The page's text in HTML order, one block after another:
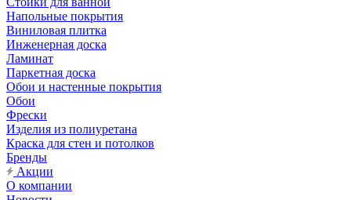
Напольные покрытия
Виниловая плитка
Инженерная доска
Ламинат
Паркетная доска
Обои и настенные покрытия
Обои
Фрески
Изделия из полиуретана
Краска для стен и потолков
Бренды
Акции
О компании